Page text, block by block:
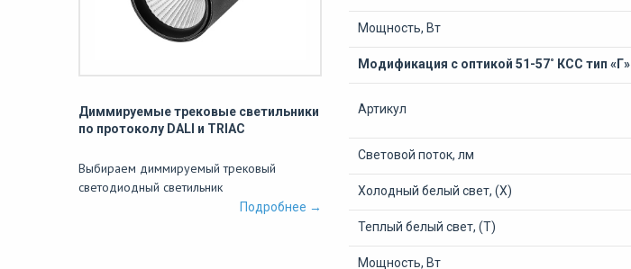
Диммируемые трековые светильники
по протоколу DALI и TRIAC
Выбираем диммируемый трековый
светодиодный светильник
Подробнее →
Мощность, Вт
Модификация с оптикой 51-57˚ КСС тип «Г»
Артикул
Световой поток, лм
Холодный белый свет, (Х)
Теплый белый свет, (Т)
Мощность, Вт